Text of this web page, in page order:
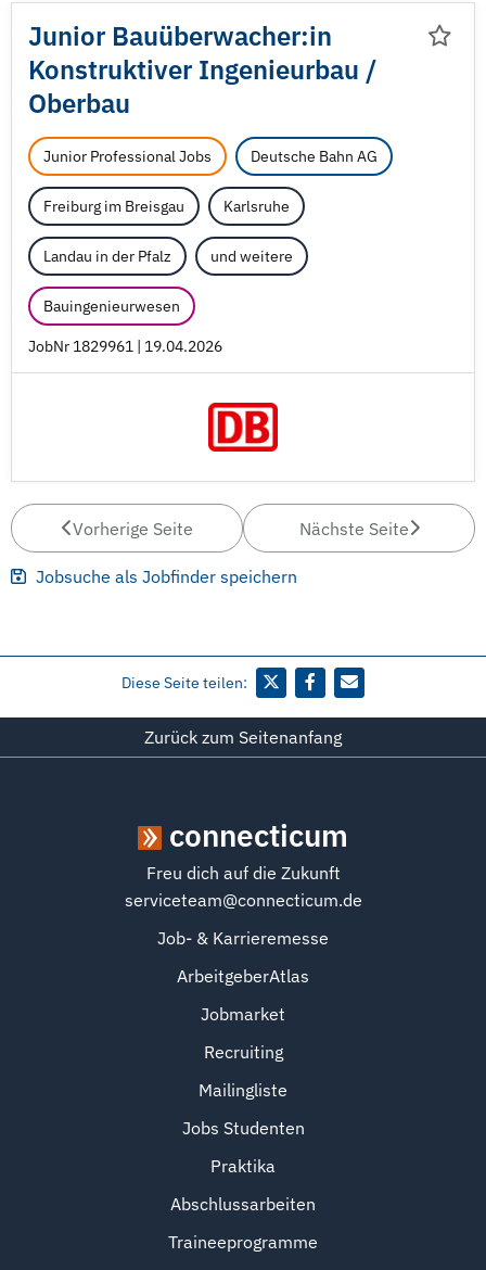
Junior Bauüberwacher:in
Konstruktiver Ingenieurbau /
Oberbau
Junior Professional Jobs Deutsche Bahn AG
Freiburg im Breisgau Karlsruhe
Landau in der Pfalz und weitere
Bauingenieurwesen
JobNr 1829961 | 19.04.2026
Vorherige Seite Nächste Seite
Jobsuche als Jobfinder speichern
Diese Seite teilen:
Zurück zum Seitenanfang
connecticum
Freu dich auf die Zukunft
serviceteam@connecticum.de
Job- & Karrieremesse
ArbeitgeberAtlas
Jobmarket
Recruiting
Mailingliste
Jobs Studenten
Praktika
Abschlussarbeiten
Traineeprogramme